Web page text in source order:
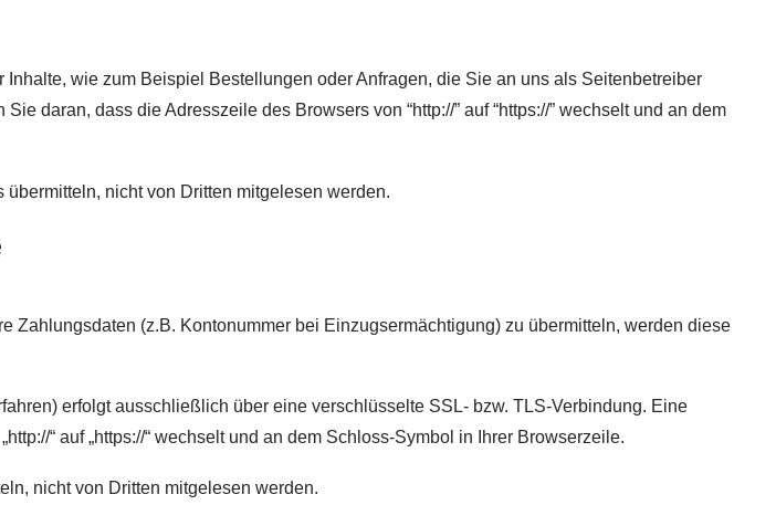
wie zum Beispiel Bestellungen oder Anfragen, die Sie an uns als Seitenbetreiber
daran, dass die Adresszeile des Browsers von “http://” auf “https://” wechselt und an dem
nicht von Dritten mitgelesen werden.
Zahlungsdaten (z.B. Kontonummer bei Einzugsermächtigung) zu übermitteln, werden diese
erfolgt ausschließlich über eine verschlüsselte SSL- bzw. TLS-Verbindung. Eine
“ auf „https://“ wechselt und an dem Schloss-Symbol in Ihrer Browserzeile.
nicht von Dritten mitgelesen werden.